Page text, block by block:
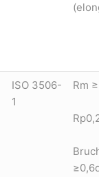
ISO 3506-
1
Rm